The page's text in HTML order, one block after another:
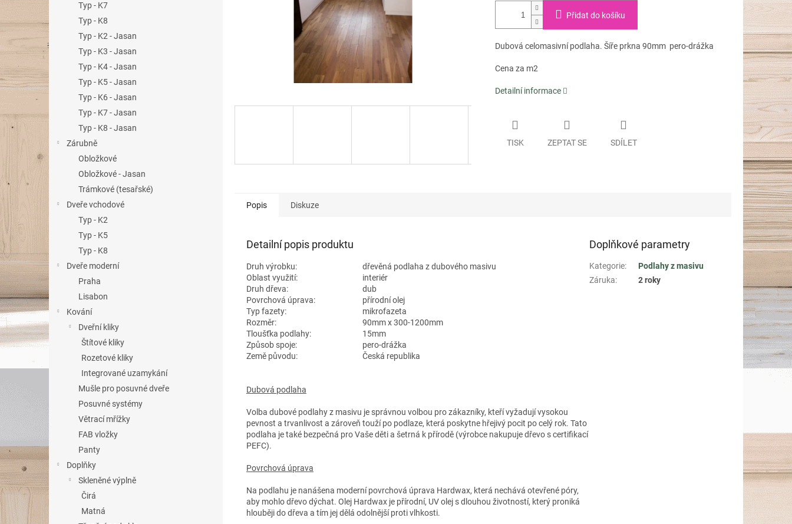
l
Typ - K7
Typ - K8
Typ - K2 - Jasan
Typ - K3 - Jasan
Typ - K4 - Jasan
Typ - K5 - Jasan
Typ - K6 - Jasan
Typ - K7 - Jasan
Typ - K8 - Jasan
Zárubně
Obložkové
Obložkové - Jasan
Trámkové (tesařské)
Dveře vchodové
Typ - K2
Typ - K5
Typ - K8
Dveře moderní
Praha
Lisabon
Kování
Dveřní kliky
Štítové kliky
Rozetové kliky
Integrované uzamykání
Mušle pro posuvné dveře
Posuvné systémy
Větrací mřížky
FAB vložky
Panty
Doplňky
Skleněné výplně
Čirá
Matná
Přidat do košíku
Dubová celomasivní podlaha. Šíře prkna 90mm pero-drážka
Cena za m2
Detailní informace
TISK ZEPTAT SE SDÍLET
Popis Diskuze
Detailní popis produktu
Druh výrobku:
dřevěná podlaha z dubového masivu
Oblast využití:
interiér
Druh dřeva:
dub
Povrchová úprava:
přírodní olej
Typ fazety:
mikrofazeta
Rozměr:
90mm x 300-1200mm
Tloušťka podlahy:
15mm
Způsob spoje:
pero-drážka
Země původu:
Česká republika
Dubová podlaha
Volba dubové podlahy z masivu je správnou volbou pro zákazníky, kteří vyžadují vysokou
pevnost a trvanlivost a zároveň touží po podlaze, která poskytne hřejivý pocit po celý rok. Tato
podlaha je také bezpečná pro Vaše děti a šetrná k přírodě (výrobce nakupuje dřevo s certifikací
PEFC).
Povrchová úprava
Na podlahu je nanášena moderní povrchová úprava Hardwax, která nechává otevřené póry,
aby mohlo dřevo dýchat. Olej Hardwax je přírodní, UV olej s dlouhou životností, který proniká
hlouběji do dřeva a tím jej dělá odolnější proti vlhkosti.
Doplňkové parametry
Kategorie:
Podlahy z masivu
Záruka: 2 roky